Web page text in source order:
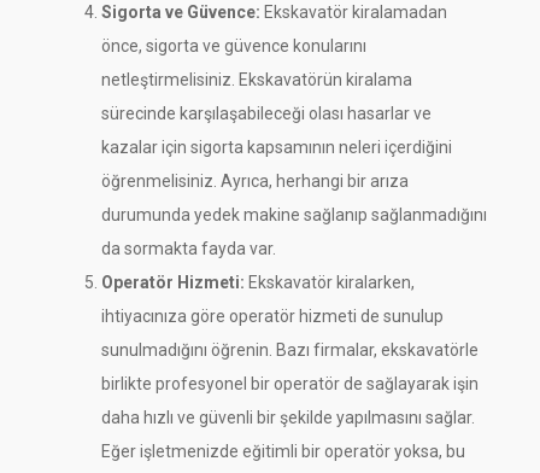
Sigorta ve Güvence: Ekskavatör kiralamadan
önce, sigorta ve güvence konularını
netleştirmelisiniz. Ekskavatörün kiralama
sürecinde karşılaşabileceği olası hasarlar ve
kazalar için sigorta kapsamının neleri içerdiğini
öğrenmelisiniz. Ayrıca, herhangi bir arıza
durumunda yedek makine sağlanıp sağlanmadığını
da sormakta fayda var.
Operatör Hizmeti: Ekskavatör kiralarken,
ihtiyacınıza göre operatör hizmeti de sunulup
sunulmadığını öğrenin. Bazı firmalar, ekskavatörle
birlikte profesyonel bir operatör de sağlayarak işin
daha hızlı ve güvenli bir şekilde yapılmasını sağlar.
Eğer işletmenizde eğitimli bir operatör yoksa, bu